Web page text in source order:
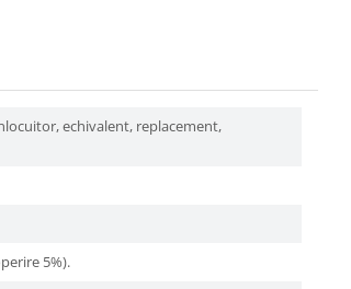
echivalent, replacement,
5%).